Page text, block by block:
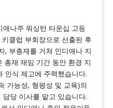
나주 워싱턴 타운십 고등
클럽 부회장으로 선출된 후
, 부총재를 거쳐 인디애나 지
총재 재임 기간 동안 환경 지
인식 제고에 주력했습니다.
가능성, 형평성 및 교육)의
당 이사를 맡고 있습니다.